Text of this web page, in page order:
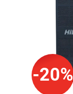
-20%